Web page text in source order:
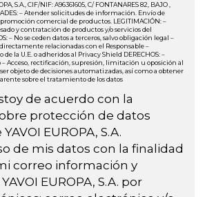
S.A., CIF/NIF: A96361605, C/ FONTANARES 82, BAJO ,
– Atender solicitudes de información. Envío de
comercial de productos. LEGITIMACIÓN: –
y contratación de productos y/o servicios del
– No se ceden datos a terceros, salvo obligación legal –
relacionadas con el Responsable –
la U.E. o adheridos al Privacy Shield DERECHOS: –
Acceso, rectificación, supresión, limitación u oposición al
objeto de decisiones automatizadas, así como a obtener
sobre el tratamiento de los datos
de acuerdo con la
protección de datos
EUROPA, S.A.
de mis datos con la finalidad
correo información y
EUROPA, S.A. por